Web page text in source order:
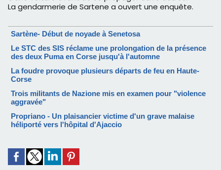
La gendarmerie de Sartene a ouvert une enquête.
Sartène- Début de noyade à Senetosa
Le STC des SIS réclame une prolongation de la présence
des deux Puma en Corse jusqu'à l'automne
La foudre provoque plusieurs départs de feu en Haute-
Corse
Trois militants de Nazione mis en examen pour "violence
aggravée"
Propriano - Un plaisancier victime d'un grave malaise
héliporté vers l'hôpital d'Ajaccio